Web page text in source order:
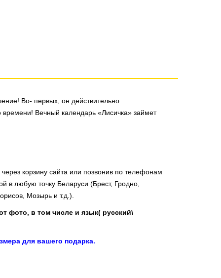
Во- первых, он действительно
времени! Вечный календарь «Лисичка» займет
корзину сайта или позвонив по телефонам
в любую точку Беларуси (Брест, Гродно,
Мозырь и т.д.).
фото, в том числе и язык( русский\
для вашего подарка.